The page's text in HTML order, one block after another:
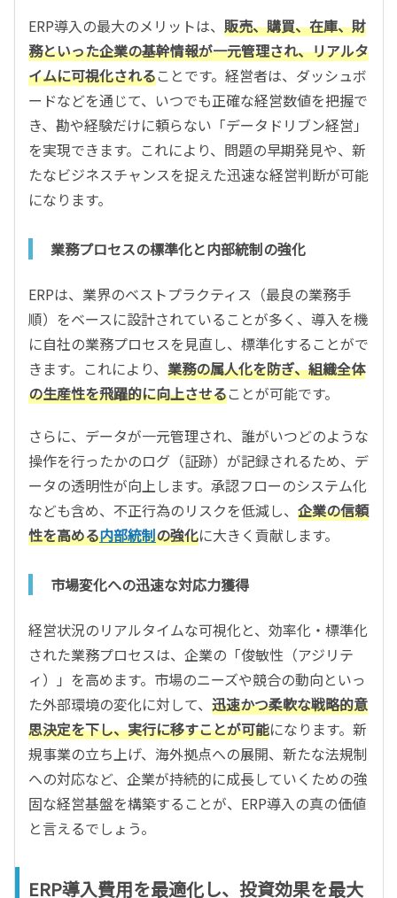
ERP導入の最大のメリットは、 販売、購買、在庫、財
務といった企業の基幹情報が一元管理され、リアルタ
イムに可視化されることです。経営者は、ダッシュボ
ードなどを通じて、いつでも正確な経営数値を把握で
き、勘や経験だけに頼らない「データドリブン経営」
を実現できます。これにより、問題の早期発見や、新
たなビジネスチャンスを捉えた迅速な経営判断が可能
になります。
業務プロセスの標準化と内部統制の強化
ERPは、業界のベストプラクティス（最良の業務手
順）をベースに設計されていることが多く、導入を機
に自社の業務プロセスを見直し、標準化することがで
きます。これにより、 業務の属人化を防ぎ、組織全体
の生産性を飛躍的に向上させることが可能です。
さらに、データが一元管理され、誰がいつどのような
操作を行ったかのログ（証跡）が記録されるため、デ
ータの透明性が向上します。承認フローのシステム化
なども含め、不正行為のリスクを低減し、 企業の信頼
性を高める内部統制の強化に大きく貢献します。
市場変化への迅速な対応力獲得
経営状況のリアルタイムな可視化と、効率化・標準化
された業務プロセスは、企業の「俊敏性（アジリテ
ィ）」を高めます。市場のニーズや競合の動向といっ
た外部環境の変化に対して、 迅速かつ柔軟な戦略的意
思決定を下し、実行に移すことが可能になります。新
規事業の立ち上げ、海外拠点への展開、新たな法規制
への対応など、企業が持続的に成長していくための強
固な経営基盤を構築することが、ERP導入の真の価値
と言えるでしょう。
ERP導入費用を最適化し、投資効果を最大